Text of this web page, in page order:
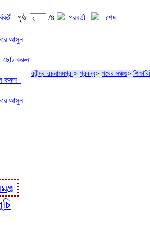
পৃষ্ঠা /৪ পরবর্তী
শেষ
আসুন
ছোট করুন
করুন
আসুন
রবীন্দ্র-রচনাসমগ্র > প্রবন্ধ> পথের সঞ্চয়>